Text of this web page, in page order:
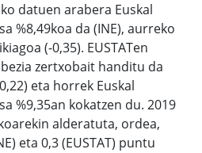
datuen arabera Euskal
%8,49koa da (INE), aurreko
(-0,35). EUSTATen
zertxobait handitu da
eta horrek Euskal
%9,35an kokatzen du. 2019
alderatuta, ordea,
eta 0,3 (EUSTAT) puntu